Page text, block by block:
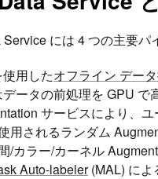
Service には 4 つの主要パ
使用したオフライン デー
データの前処理を GPU
サービスにより、
用されるランダム
/カラー/カーネル
Auto-labeler(MAL) によ